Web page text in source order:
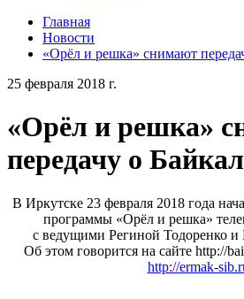
Главная
Новости
«Орёл и решка» снимают
25 февраля 2018 г.
«Орёл и решка»
передачу о
В Иркутске 23 февраля 2018 года
программы «Орёл и решка»
с ведущими Региной Тодоренко
Об этом говорится на сайте http://
http://ermak-